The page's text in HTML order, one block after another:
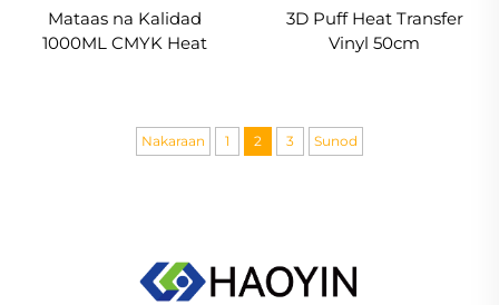
Mataas na Kalidad
1000ML CMYK Heat
I3200 I1600 Xp600 1390
3D Puff Heat Transfer
Vinyl 50cm
Nakaraan 1 2 3 Sunod